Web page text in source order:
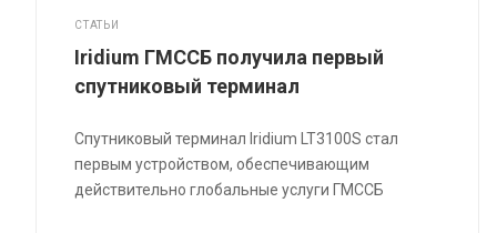
СТАТЬИ
Iridium ГМССБ получила первый
спутниковый терминал
Спутниковый терминал Iridium LT3100S стал
первым устройством, обеспечивающим
действительно глобальные услуги ГМССБ